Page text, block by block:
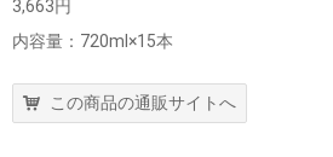
3,663円
内容量：720ml×15本
この商品の通販サイトへ